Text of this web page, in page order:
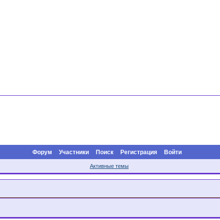
Форум Участники Поиск Регистрация Войти
Активные темы